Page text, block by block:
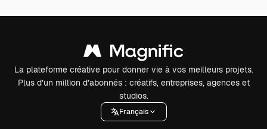
La plateforme créative pour donner vie à vos meilleurs projets.
Plus d’un million d’abonnés : créatifs, entreprises, agences et
studios.
Français